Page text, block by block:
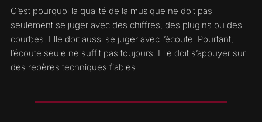
C’est pourquoi la qualité de la musique ne doit pas
seulement se juger avec des chiffres, des plugins ou des
courbes. Elle doit aussi se juger avec l’écoute. Pourtant,
l’écoute seule ne suffit pas toujours. Elle doit s’appuyer sur
des repères techniques fiables.